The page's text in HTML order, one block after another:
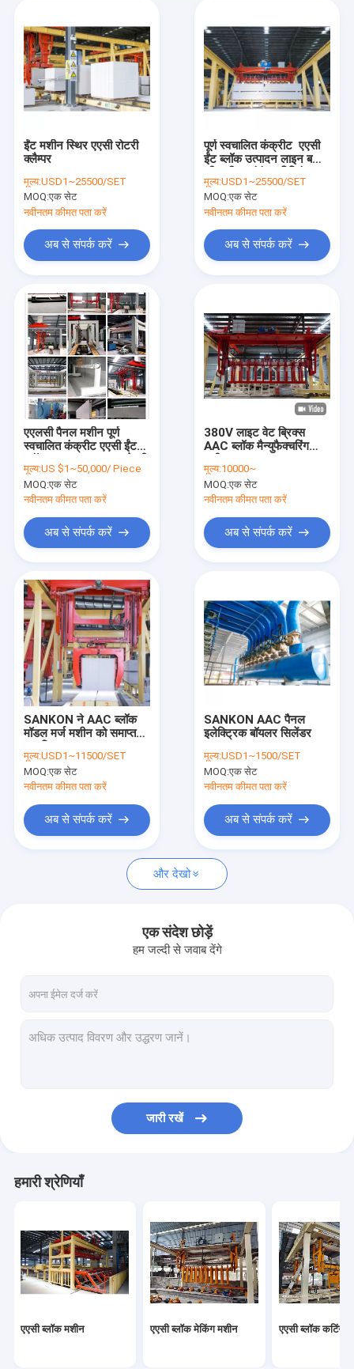
उत्पादों
हमारे बारे में
हमसे संपर्क करें
एएसी ब्लॉक मशीन
एएसी ब्लॉक मेकिंग मशीन
एएसी ब्लॉक कटिंग मशीन
स्वचालित कंक्रीट ब्लॉक बनाने की मशीन
अर्ध स्वचालित ब्लॉक बनाने की मशीन
लाइटवेट वॉल पैनल मशीन
एएसी आटोक्लेव
एएसी ब्लॉक प्लांट मशीनरी
ईंट मशीन स्थिर एएसी रोटरी
क्लैम्पर
मूल्य:USD1~25500/SET
MOQ:एक सेट
नवीनतम कीमत पता करें
अब से संपर्क करें
पूर्ण स्वचालित कंक्रीट एएसी
ईंट ब्लॉक उत्पादन लाइन बनाने
तैयार उत्पाद मशीन के लिए
मूल्य:USD1~25500/SET
MOQ:एक सेट
नवीनतम कीमत पता करें
अब से संपर्क करें
एएलसी पैनल मशीन पूर्ण
स्वचालित कंक्रीट एएसी ईंट
मशीन-एएसी टर्निंग टेबल
मूल्य:US $1~50,000/ Piece
MOQ:एक सेट
नवीनतम कीमत पता करें
अब से संपर्क करें
380V लाइट वेट ब्रिक्स
AAC ब्लॉक मैन्युफैक्चरिंग
मूल्य:10000~
MOQ:एक सेट
नवीनतम कीमत पता करें
अब से संपर्क करें
SANKON ने AAC ब्लॉक
मॉडल मर्ज मशीन को समाप्त
मूल्य:USD1~11500/SET
MOQ:एक सेट
नवीनतम कीमत पता करें
अब से संपर्क करें
SANKON AAC पैनल
इलेक्ट्रिक बॉयलर सिलेंडर
मूल्य:USD1~1500/SET
MOQ:एक सेट
नवीनतम कीमत पता करें
अब से संपर्क करें
और देखो
एक संदेश छोड़ें
हम जल्दी से जवाब देंगे
जारी रखें
हमारी श्रेणियाँ
एएसी ब्लॉक मशीन एएसी ब्लॉक मेकिंग मशीन एएसी ब्लॉक कटिंग